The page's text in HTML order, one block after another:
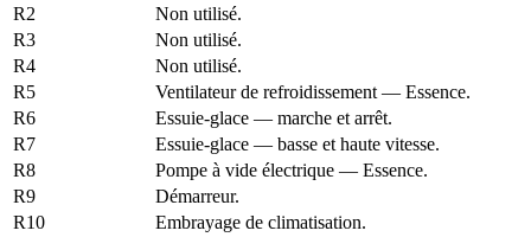
R2
Non utilisé.
R3
Non utilisé.
R4
Non utilisé.
R5
Ventilateur de refroidissement — Essence.
R6
Essuie-glace — marche et arrêt.
R7
Essuie-glace — basse et haute vitesse.
R8
Pompe à vide électrique — Essence.
R9
Démarreur.
R10
Embrayage de climatisation.